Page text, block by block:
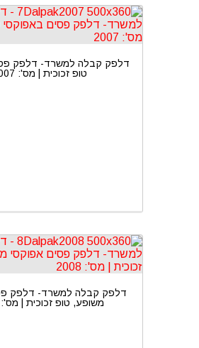
דלפק קבלה למשרד- דלפק
טופ זכוכית | מס': 2007
דלפק קבלה למשרד- דלפק
משופע, טופ זכוכית | מס': 2008